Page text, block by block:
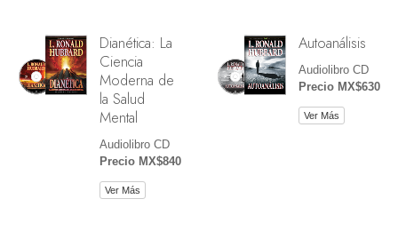
Dianética: La
Ciencia
Moderna de
la Salud
Mental
Audiolibro CD
Precio MX$840
Ver Más
Autoanálisis
Audiolibro CD
Precio MX$630
Ver Más